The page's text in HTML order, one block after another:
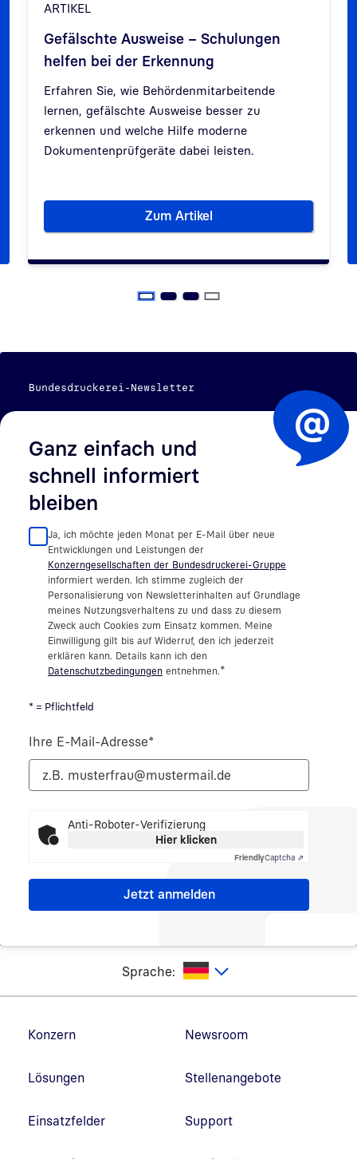
Zurück
gegen falsche Identitäten
ARTIKEL
Gefälschte Ausweise – Schulungen
helfen bei der Erkennung
Erfahren Sie, wie Behördenmitarbeitende
lernen, gefälschte Ausweise besser zu
erkennen und welche Hilfe moderne
Dokumentenprüfgeräte dabei leisten.
Zum ArtikelGefälschte Ausweise –
Bundesdruckerei-Newsletter
Ganz einfach und
schnell informiert
bleiben
Ja, ich möchte jeden Monat per E-Mail über neue
Entwicklungen und Leistungen der
Konzerngesellschaften der Bundesdruckerei-Gruppe
informiert werden. Ich stimme zugleich der
Personalisierung von Newsletterinhalten auf Grundlage
meines Nutzungsverhaltens zu und dass zu diesem
Zweck auch Cookies zum Einsatz kommen. Meine
Einwilligung gilt bis auf Widerruf, den ich jederzeit
erklären kann. Details kann ich den
Datenschutzbedingungen entnehmen.*
* = Pflichtfeld
Ihre E-Mail-Adresse*
Anti-Roboter-Verifizierung
Hier klicken
FriendlyCaptcha ⇗
Sprache:
Konzern
Lösungen
Einsatzfelder
Newsroom
Stellenangebote
Support